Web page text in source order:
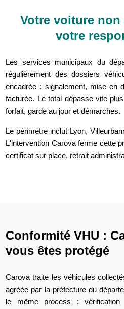
Votre voiture non
votre
Les services municipaux du
régulièrement des dossiers
encadrée : signalement, mise en
facturée. Le total dépasse vite
forfait, garde au jour et démarches.
Le périmètre inclut Lyon,
L'intervention Carova ferme cette
certificat sur place, retrait
Conformité VHU :
vous êtes protégé
Carova traite les véhicules
agréée par la préfecture du
le même process : vérification